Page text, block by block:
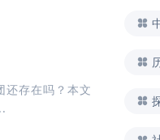
还存在吗？本文